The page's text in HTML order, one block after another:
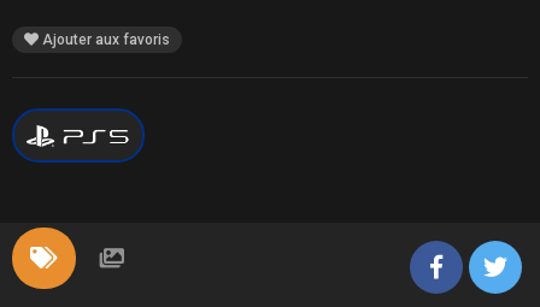
Ajouter aux favoris